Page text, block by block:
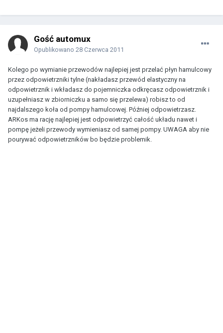
Gość automux
Opublikowano 28 Czerwca 2011
Kolego po wymianie przewodów najlepiej jest przelać płyn hamulcowy
przez odpowietrzniki tylne (nakładasz przewód elastyczny na
odpowietrznik i wkładasz do pojemniczka odkręcasz odpowietrznik i
uzupełniasz w zbiorniczku a samo się przelewa) robisz to od
najdalszego koła od pompy hamulcowej. Później odpowietrzasz.
ARKos ma rację najlepiej jest odpowietrzyć całość układu nawet i
pompę jeżeli przewody wymieniasz od samej pompy. UWAGA aby nie
pourywać odpowietrzników bo będzie problemik.